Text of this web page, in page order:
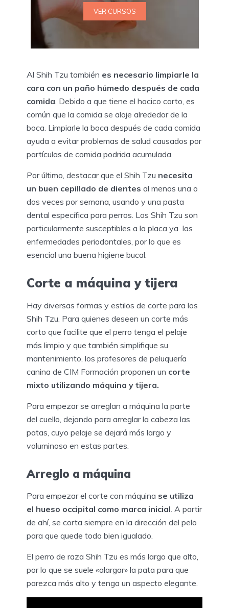
VER CURSOS
Al Shih Tzu también es necesario limpiarle la
cara con un paño húmedo después de cada
comida . Debido a que tiene el hocico corto, es
común que la comida se aloje alrededor de la
boca. Limpiarle la boca después de cada comida
ayuda a evitar problemas de salud causados ​​por
partículas de comida podrida acumulada.
Por último, destacar que el Shih Tzu necesita
un buen cepillado de dientes al menos una o
dos veces por semana, usando y una pasta
dental específica para perros. Los Shih Tzu son
particularmente susceptibles a la placa ya las
enfermedades periodontales, por lo que es
esencial una buena higiene bucal.
Corte a máquina y tijera
Hay diversas formas y estilos de corte para los
Shih Tzu. Para quienes deseen un corte más
corto que facilite que el perro tenga el pelaje
más limpio y que también simplifique su
mantenimiento, los profesores de peluquería
canina de CIM Formación proponen un corte
mixto utilizando máquina y tijera.
Para empezar se arreglan a máquina la parte
del cuello, dejando para arreglar la cabeza las
patas, cuyo pelaje se dejará más largo y
voluminoso en estas partes.
Arreglo a máquina
Para empezar el corte con máquina se utiliza
el hueso occipital como marca inicial . A partir
de ahí, se corta siempre en la dirección del pelo
para que quede todo bien igualado.
El perro de raza Shih Tzu es más largo que alto,
por lo que se suele «alargar» la pata para que
parezca más alto y tenga un aspecto elegante.